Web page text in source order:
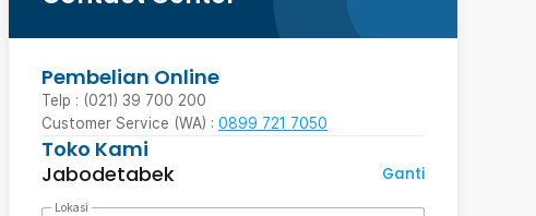
Pembelian Online
Telp : (021) 39 700 200
Customer Service (WA) : 0899 721 7050
Toko Kami
Jabodetabek
Ganti
Lokasi